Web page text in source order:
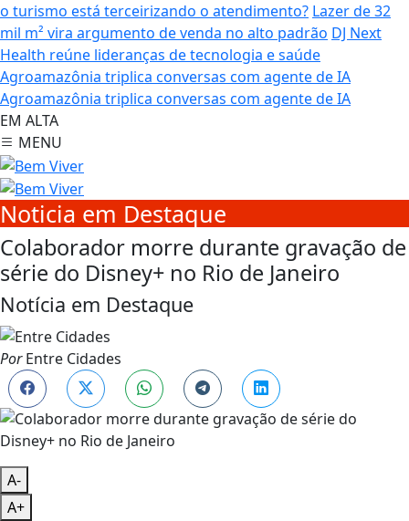
o turismo está terceirizando o atendimento? Lazer de 32
mil m² vira argumento de venda no alto padrão DJ Next
Health reúne lideranças de tecnologia e saúde
Agroamazônia triplica conversas com agente de IA
Agroamazônia triplica conversas com agente de IA
EM ALTA
MENU
Noticia em Destaque
Colaborador morre durante gravação de
série do Disney+ no Rio de Janeiro
Notícia em Destaque
PorEntre Cidades
A-
A+